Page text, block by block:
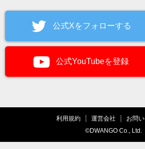
公式Xをフォローする
公式YouTubeを登録
利用規約 運営会社
お問
©DWANGO Co., Ltd.